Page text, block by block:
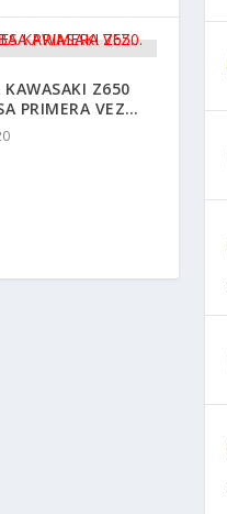
KAWASAKI Z650
PRIMERA VEZ…